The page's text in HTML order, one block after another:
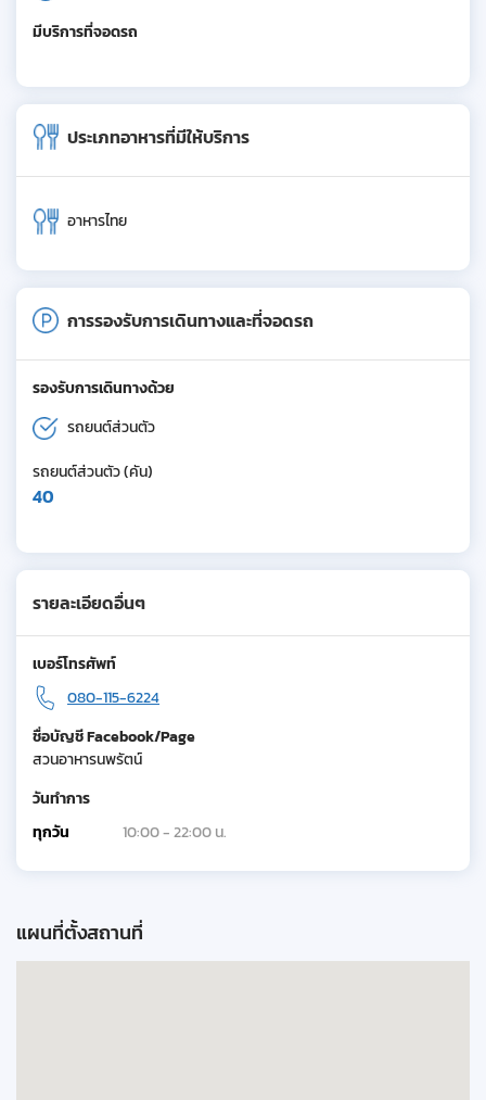
มีบริการที่จอดรถ
ประเภทอาหารที่มีให้บริการ
อาหารไทย
การรองรับการเดินทางและที่จอดรถ
รองรับการเดินทางด้วย
รถยนต์ส่วนตัว
รถยนต์ส่วนตัว (คัน)
40
รายละเอียดอื่นๆ
เบอร์โทรศัพท์
080-115-6224
ชื่อบัญชี Facebook/Page
สวนอาหารนพรัตน์
วันทำการ
ทุกวัน
10:00 - 22:00 น.
แผนที่ตั้งสถานที่